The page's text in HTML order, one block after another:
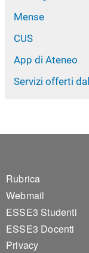
Mense
CUS
App di Ateneo
Servizi offerti
Footer 1
Rubrica
Webmail
ESSE3 Studenti
ESSE3 Docenti
Privacy